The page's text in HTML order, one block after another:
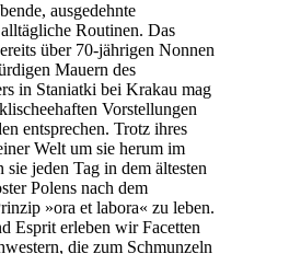
ausgedehnte
Routinen. Das
über 70-jährigen Nonnen
Mauern des
in Staniatki bei Krakau mag
Vorstellungen
entsprechen. Trotz ihres
Welt um sie herum im
sie jeden Tag in dem ältesten
Polens nach dem
»ora et labora« zu leben.
Esprit erleben wir Facetten
die zum Schmunzeln